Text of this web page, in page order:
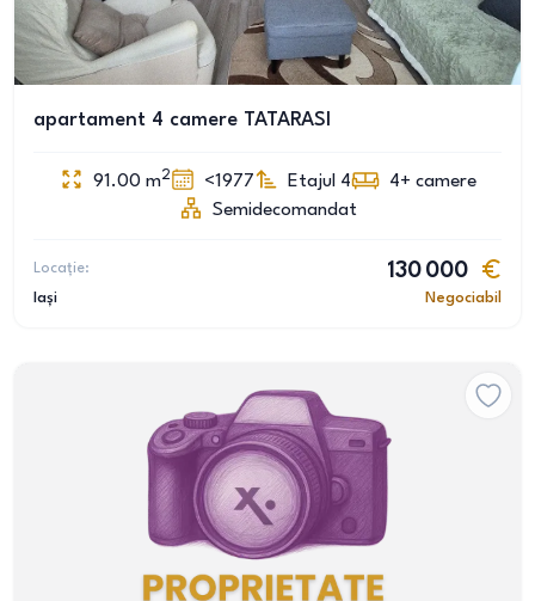
apartament 4 camere TATARASI
91.00 m2 <1977 Etajul 4 4+ camere
Semidecomandat
Locație:
Iași
130 000
Negociabil